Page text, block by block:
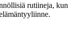
rutiineja, kun